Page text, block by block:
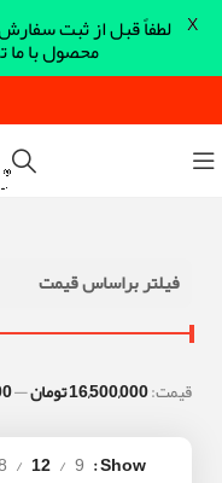
فیلتر براساس قیمت
قيمت:16,500,000 تومان —
Show
9
12
لطفاً قبل از ثبت
محصول با ما
X